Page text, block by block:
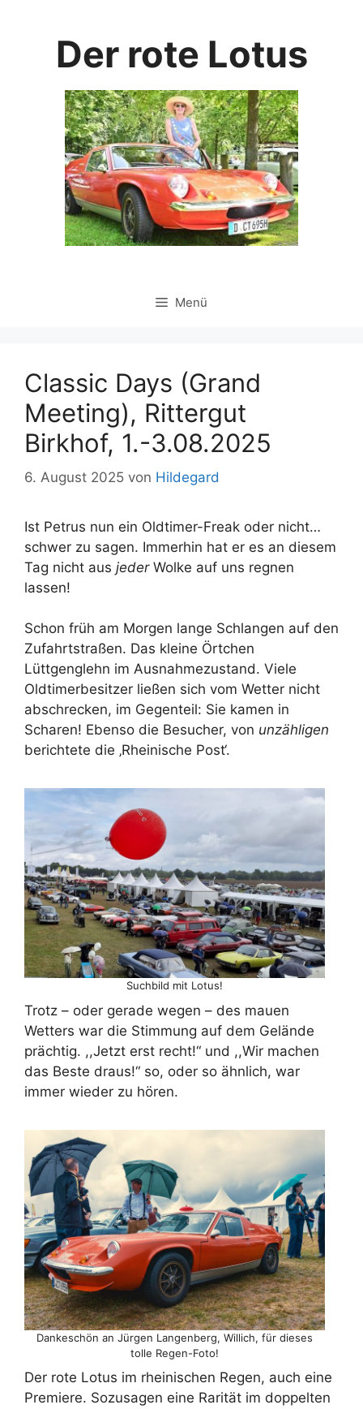
Der rote Lotus
Menü
Classic Days (Grand
Meeting), Rittergut
Birkhof, 1.-3.08.2025
6. August 2025 von Hildegard
Ist Petrus nun ein Oldtimer-Freak oder nicht…
schwer zu sagen. Immerhin hat er es an diesem
Tag nicht aus jederWolke auf uns regnen
lassen!
Schon früh am Morgen lange Schlangen auf den
Zufahrtstraßen. Das kleine Örtchen
Lüttgenglehn im Ausnahmezustand. Viele
Oldtimerbesitzer ließen sich vom Wetter nicht
abschrecken, im Gegenteil: Sie kamen in
Scharen! Ebenso die Besucher, von unzähligen
berichtete die ‚Rheinische Post‘.
Suchbild mit Lotus!
Trotz – oder gerade wegen – des mauen
Wetters war die Stimmung auf dem Gelände
prächtig. ,,Jetzt erst recht!“ und ,,Wir machen
das Beste draus!“ so, oder so ähnlich, war
immer wieder zu hören.
Dankeschön an Jürgen Langenberg, Willich, für dieses
tolle Regen-Foto!
Der rote Lotus im rheinischen Regen, auch eine
Premiere. Sozusagen eine Rarität im doppelten